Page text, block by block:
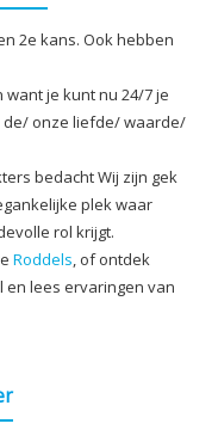
2e kans. Ook hebben
je kunt nu 24/7 je
de/ onze liefde/ waarde/
bedacht Wij zijn gek
plek waar
rol krijgt.
Roddels, of ontdek
en lees ervaringen van